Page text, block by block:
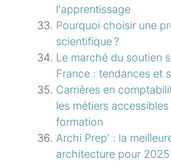
l'apprentissage
Pourquoi choisir une
scientifique ?
Le marché du soutien
France : tendances et
Carrières en
les métiers
formation
Archi Prep' : la
architecture pour 2025